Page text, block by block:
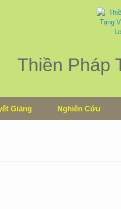
Thiền Pháp
Giảng Nghiên Cứu